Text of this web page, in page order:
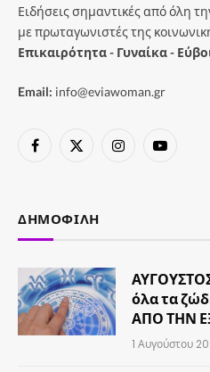
Ειδήσεις σημαντικές από όλη
με πρωταγωνιστές της
Επικαιρότητα - Γυναίκα -
Email: info@eviawoman.gr
Facebook
X
InstagramYouTube
ΔΗΜΟΦΙΛΉ
όλα τα
ΑΠΟ ΤΗΝ
1 Αυγούστου